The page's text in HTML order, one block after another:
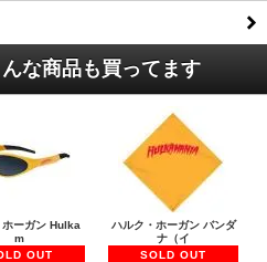
な商品も買ってます
ホーガン Hulka
m
OUT
ハルク・ホーガン バンダ
ナ（イ
SOLD OUT